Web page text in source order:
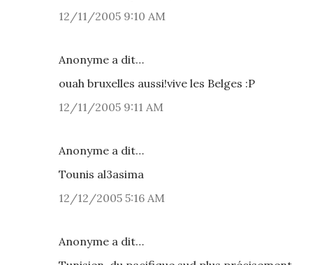
12/11/2005 9:10 AM
Anonyme a dit…
ouah bruxelles aussi!vive les Belges :P
12/11/2005 9:11 AM
Anonyme a dit…
Tounis al3asima
12/12/2005 5:16 AM
Anonyme a dit…